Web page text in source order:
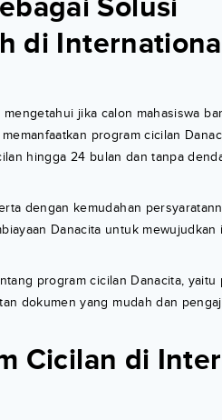
Solusi
di
jika calon mahasiswa
program cicilan
hingga 24 bulan dan tanpa
dengan kemudahan
Danacita untuk mewujudkan
program cicilan Danacita, yaitu
dokumen yang mudah dan
Cicilan di